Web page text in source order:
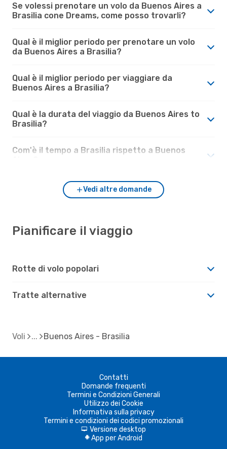
Se volessi prenotare un volo da Buenos Aires a
Brasilia cone Dreams, come posso trovarli?
Qual è il miglior periodo per prenotare un volo
da Buenos Aires a Brasilia?
Qual è il miglior periodo per viaggiare da
Buenos Aires a Brasilia?
Qual è la durata del viaggio da Buenos Aires to
Brasilia?
Com'è il tempo a Brasilia rispetto a Buenos
Vedi altre domande
Pianificare il viaggio
Rotte di volo popolari
Tratte alternative
Voli Buenos Aires - Brasilia
Contatti
Domande frequenti
Termini e Condizioni Generali
Utilizzo dei Cookie
Informativa sulla privacy
Termini e condizioni dei codici promozionali
d Versione desktop
A App per Android